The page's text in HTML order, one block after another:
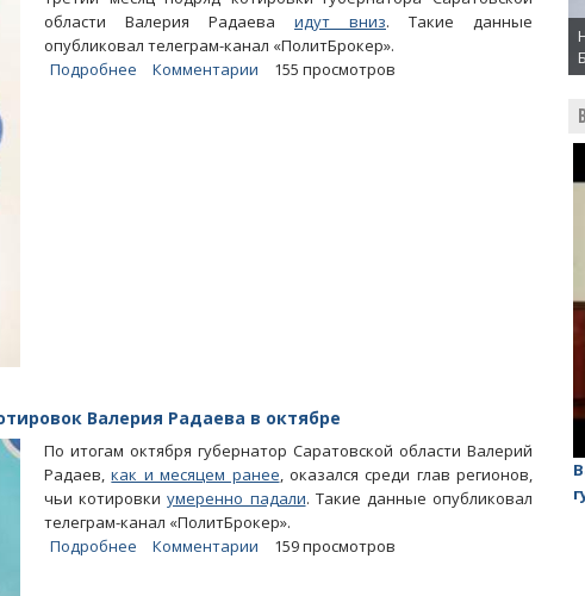
области Валерия Радаева идут вниз. Такие данные
опубликовал телеграм-канал «ПолитБрокер».
Подробнее
Комментарии 155 просмотров
Валерия Радаева в октябре
По итогам октября губернатор Саратовской области Валерий
Радаев,как и месяцем ранее, оказался среди глав регионов,
чьи котировкиумеренно падали. Такие данные опубликовал
телеграм-канал «ПолитБрокер».
Подробнее
Комментарии 159 просмотров
«Балаган»
На обсуждении проекта завода в Горном едва не
случилась потасовка